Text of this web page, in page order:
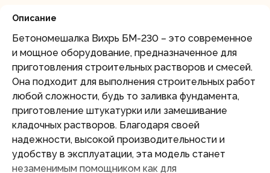
Описание
Бетономешалка Вихрь БМ-230 – это современное
и мощное оборудование, предназначенное для
приготовления строительных растворов и смесей.
Она подходит для выполнения строительных работ
любой сложности, будь то заливка фундамента,
приготовление штукатурки или замешивание
кладочных растворов. Благодаря своей
надежности, высокой производительности и
удобству в эксплуатации, эта модель станет
незаменимым помощником как для